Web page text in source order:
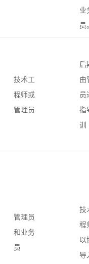
业
员
技术工
程师或
管理员
后
由
员
指
训
管理员
和业务
员
技
程
以
导